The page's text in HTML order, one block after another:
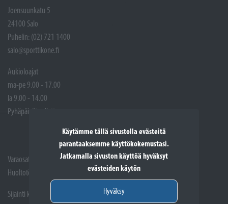
Käytämme tällä sivustolla evästeitä
parantaaksemme käyttökokemustasi.
Jatkamalla sivuston käyttöä hyväksyt
evästeiden käytön
Hyväksy
Joensuunkatu 5
24100 Salo
Puhelin: (02) 721 1400
salo@sporttikone.fi
Aukioloajat
ma-pe 9.00 - 17.00
la 9.00 - 14.00
Pyhäpäivät suljettuna
Varaosat: (02) 721 1407
Huoltotöiden vastaanotto: 02 7211405
Sijainti kartalla